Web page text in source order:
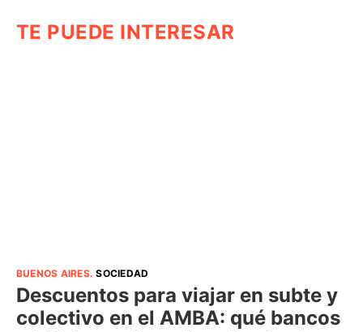
TE PUEDE INTERESAR
BUENOS AIRES.SOCIEDAD
Descuentos para viajar en subte y
colectivo en el AMBA: qué bancos